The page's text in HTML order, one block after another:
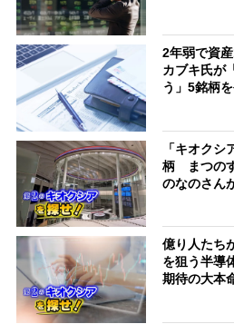
2年弱で資
カブキ氏が
う」5銘柄
「キオク
柄 まつの
のなのさん
億り人たち
を狙う半導
期待の大本